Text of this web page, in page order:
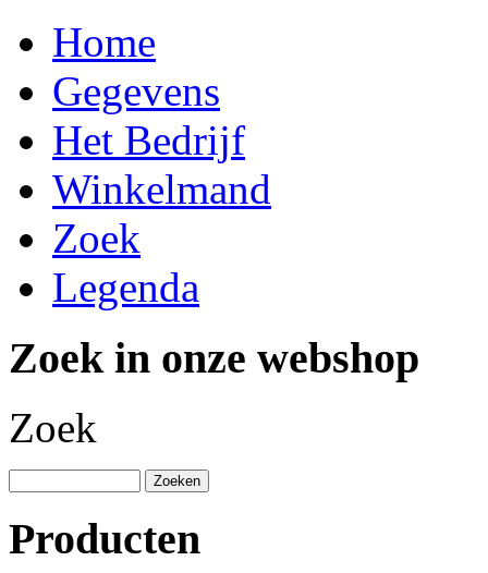
Home
Gegevens
Het Bedrijf
Winkelmand
Zoek
Legenda
Zoek in onze webshop
Zoek
Producten